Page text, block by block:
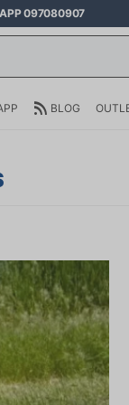
097080907
BLOG